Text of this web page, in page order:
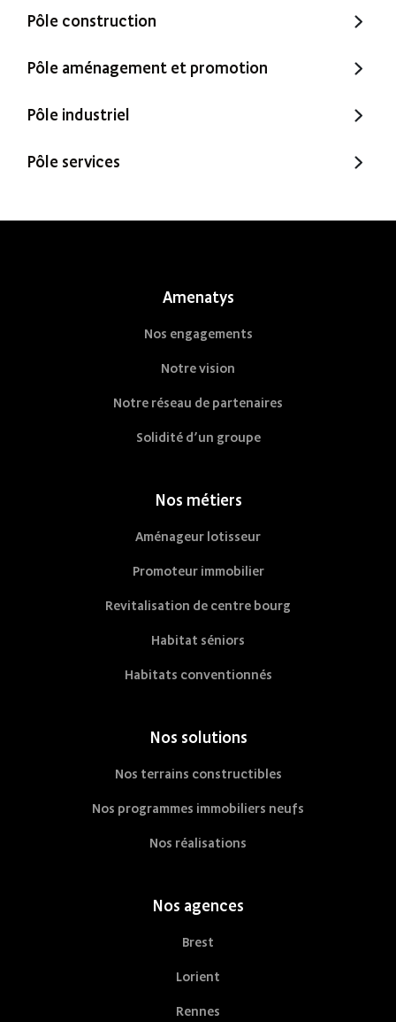
Pôle construction
Trecobat
Extenbois
Mureno
Pôle aménagement et promotion
Amenatys
Office Santé – Marque partenaire
Pôle industriel
Murébois
Pôle services
Amenatys
Nos engagements
Notre vision
Notre réseau de partenaires
Solidité d’un groupe
Nos métiers
Aménageur lotisseur
Promoteur immobilier
Revitalisation de centre bourg
Habitat séniors
Habitats conventionnés
Nos solutions
Nos terrains constructibles
Nos programmes immobiliers neufs
Nos réalisations
Nos agences
Brest
Lorient
Rennes